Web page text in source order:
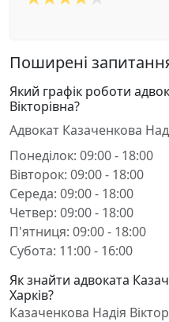
Поширені
Який графік роботи
Вікторівна?
Адвокат Казаченкова
Понеділок: 09:00 - 18:00
Вівторок: 09:00 - 18:00
Середа: 09:00 - 18:00
Четвер: 09:00 - 18:00
П'ятниця: 09:00 - 18:00
Субота: 11:00 - 16:00
Як знайти адвоката
Харків?
Казаченкова Надія